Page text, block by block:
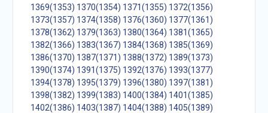
1369(1353) 1370(1354) 1371(1355) 1372(1356)
1373(1357) 1374(1358) 1376(1360) 1377(1361)
1378(1362) 1379(1363) 1380(1364) 1381(1365)
1382(1366) 1383(1367) 1384(1368) 1385(1369)
1386(1370) 1387(1371) 1388(1372) 1389(1373)
1390(1374) 1391(1375) 1392(1376) 1393(1377)
1394(1378) 1395(1379) 1396(1380) 1397(1381)
1398(1382) 1399(1383) 1400(1384) 1401(1385)
1402(1386) 1403(1387) 1404(1388) 1405(1389)